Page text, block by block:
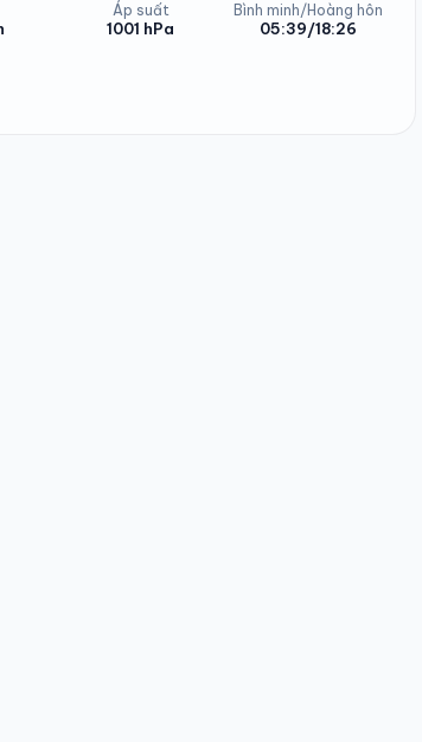
Áp suất
1001 hPa
Bình minh/Hoàng hôn
05:39/18:26